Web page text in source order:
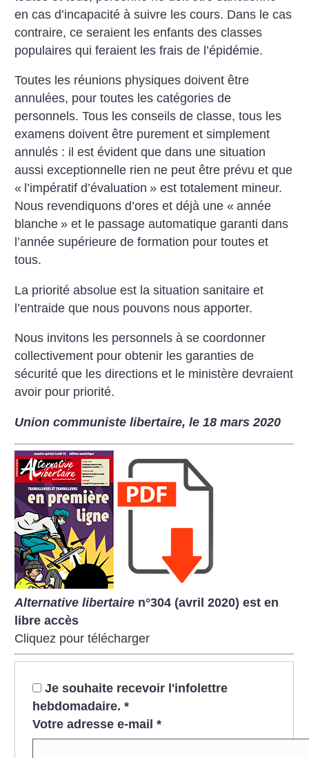
en cas d’incapacité à suivre les cours. Dans le cas
contraire, ce seraient les enfants des classes
populaires qui feraient les frais de l’épidémie.
Toutes les réunions physiques doivent être
annulées, pour toutes les catégories de
personnels. Tous les conseils de classe, tous les
examens doivent être purement et simplement
annulés : il est évident que dans une situation
aussi exceptionnelle rien ne peut être prévu et que
« l’impératif d’évaluation » est totalement mineur.
Nous revendiquons d’ores et déjà une « année
blanche » et le passage automatique garanti dans
l’année supérieure de formation pour toutes et
tous.
La priorité absolue est la situation sanitaire et
l’entraide que nous pouvons nous apporter.
Nous invitons les personnels à se coordonner
collectivement pour obtenir les garanties de
sécurité que les directions et le ministère devraient
avoir pour priorité.
Union communiste libertaire, le 18 mars 2020
Alternative libertaire n°304 (avril 2020) est en
libre accès
Cliquez pour télécharger
Je souhaite recevoir l'infolettre
hebdomadaire. *
Votre adresse e-mail *